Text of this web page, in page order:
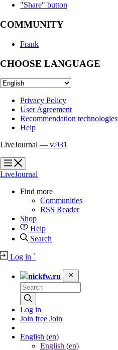
"Share" button
COMMUNITY
Frank
CHOOSE LANGUAGE
Privacy Policy
User Agreement
Recommendation technologies
Help
LiveJournal — v.931
?
?
LiveJournal
Find more
Communities
RSS Reader
Shop
Help
Search
Log in `
nickfw.ru
Log in
Join free Join
English (en)
English (en)